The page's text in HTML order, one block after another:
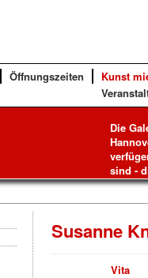
Öffnungszeiten
Kunst
Die
sind -
Susanne
Vita